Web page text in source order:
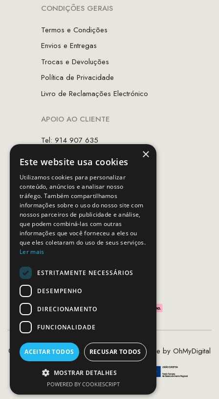
CONDIÇÕES GERAIS
Termos e Condições
Envios e Entregas
Trocas e Devoluções
Política de Privacidade
Livro de Reclamações Electrónico
APOIO AO CLIENTE
Tel: 914 907 635
apoiocliente@mcs.com.pt
Horário de contacto:
Dias úteis das 10h as 19h
SEGUE-NOS
PAGAMENTOS SEGUROS
©2020 - 2026 MCS - Mob Crew Store | Made by OhMyDigital
×
Este website usa cookies
Utilizamos cookies para personalizar
conteúdo, anúncios e analisar nosso
tráfego. Também compartilhamos
informações sobre o uso do nosso site com
nossos parceiros de publicidade e análise,
que podem combiná-las com outras
informações que você forneceu a eles ou
que eles coletaram do uso de seus serviços.
Ler mais
ESTRITAMENTE NECESSÁRIOS
DESEMPENHO
DIRECIONAMENTO
FUNCIONALIDADE
ACEITAR TODOS RECUSAR TODOS
MOSTRAR DETALHES
POWERED BY COOKIESCRIPT